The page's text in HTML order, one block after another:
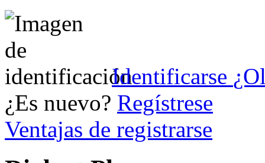
Identificarse
¿Es nuevo? Regístrese
Ventajas de registrarse